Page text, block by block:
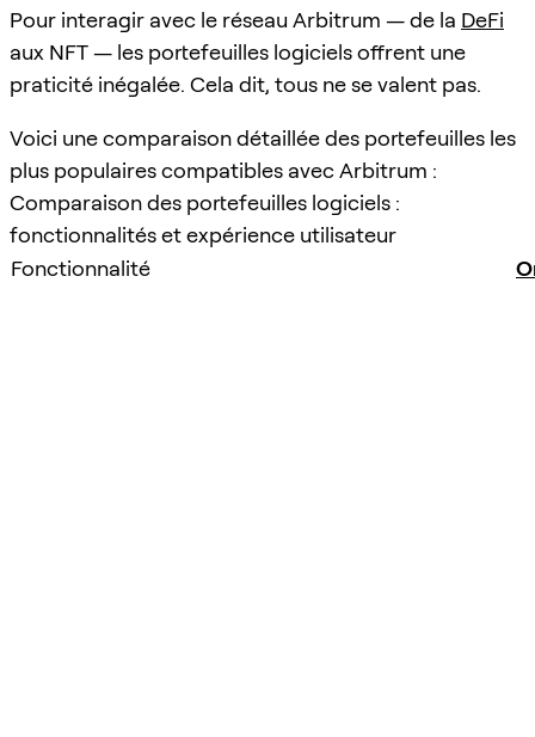
Pour interagir avec le réseau Arbitrum — de la DeFi
aux NFT — les portefeuilles logiciels offrent une
praticité inégalée. Cela dit, tous ne se valent pas.
Voici une comparaison détaillée des portefeuilles les
plus populaires compatibles avec Arbitrum :
Comparaison des portefeuilles logiciels :
fonctionnalités et expérience utilisateur
Fonctionnalité